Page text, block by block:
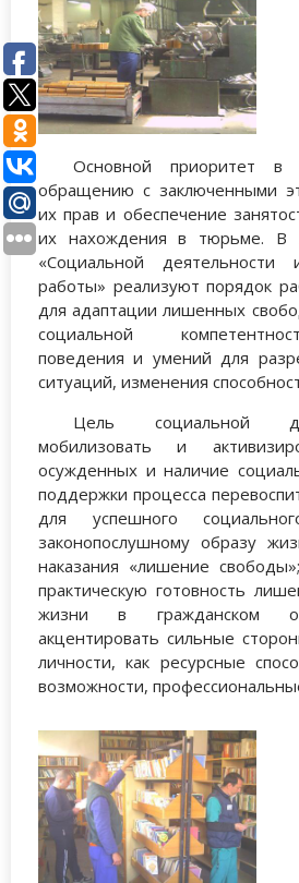
Основной приоритет в
обращению с заключенными
их прав и обеспечение
их нахождения в тюрьме. В
«Социальной деятельности
работы» реализуют порядок
для адаптации лишенных
социальной
поведения и умений для
ситуаций, изменения
Цель социальной
мобилизовать и
осужденных и наличие
поддержки процесса
для успешного
законопослушному образу
наказания «лишение
практическую готовность
жизни в гражданском
акцентировать сильные
личности, как ресурсные
возможности,